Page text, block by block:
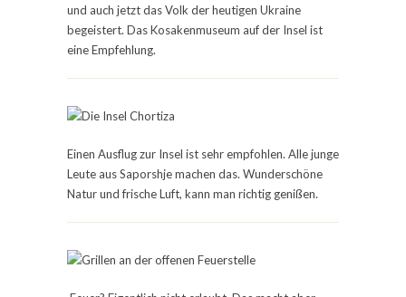
und auch jetzt das Volk der heutigen Ukraine
begeistert. Das Kosakenmuseum auf der Insel ist
eine Empfehlung.
Einen Ausflug zur Insel ist sehr empfohlen. Alle junge
Leute aus Saporshje machen das. Wunderschöne
Natur und frische Luft, kann man richtig genißen.